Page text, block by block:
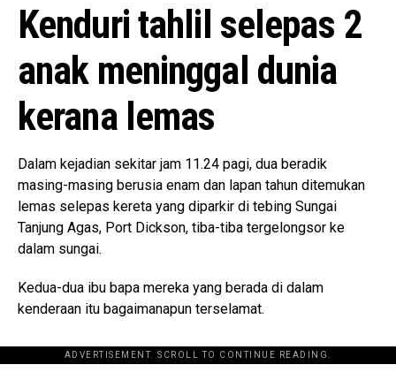
Kenduri tahlil selepas 2
anak meninggal dunia
kerana lemas
Dalam kejadian sekitar jam 11.24 pagi, dua beradik
masing-masing berusia enam dan lapan tahun ditemukan
lemas selepas kereta yang diparkir di tebing Sungai
Tanjung Agas, Port Dickson, tiba-tiba tergelongsor ke
dalam sungai.
Kedua-dua ibu bapa mereka yang berada di dalam
kenderaan itu bagaimanapun terselamat.
ADVERTISEMENT. SCROLL TO CONTINUE READING.